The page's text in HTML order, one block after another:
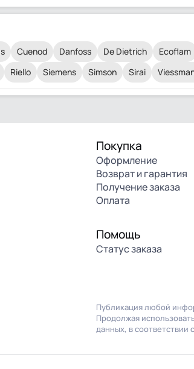
Cuenod Danfoss De Dietrich Ecoflam
Riello Siemens Simson Sirai
Покупка
Оформление
Возврат и гарантия
Получение заказа
Оплата
Помощь
Статус заказа
Публикация любой
Продолжая
данных, в соответствии с